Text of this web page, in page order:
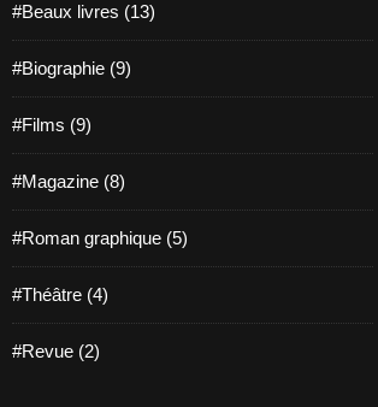
#Beaux livres (13)
#Biographie (9)
#Films (9)
#Magazine (8)
#Roman graphique (5)
#Théâtre (4)
#Revue (2)